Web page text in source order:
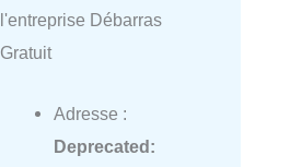
l'entreprise Débarras
Gratuit
Adresse :
Deprecated: